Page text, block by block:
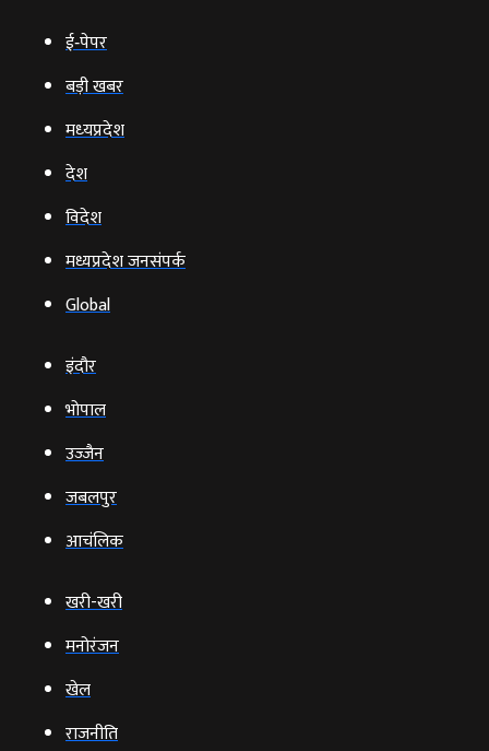
ई‑पेपर
बड़ी खबर
मध्‍यप्रदेश
देश
विदेश
मध्यप्रदेश जनसंपर्क
Global
इंदौर
भोपाल
उज्‍जैन
जबलपुर
आचंलिक
खरी-खरी
मनोरंजन
खेल
राजनीति